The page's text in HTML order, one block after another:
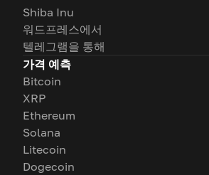
Shiba Inu
워드프레스에서
텔레그램을 통해
가격 예측
Bitcoin
XRP
Ethereum
Solana
Litecoin
Dogecoin